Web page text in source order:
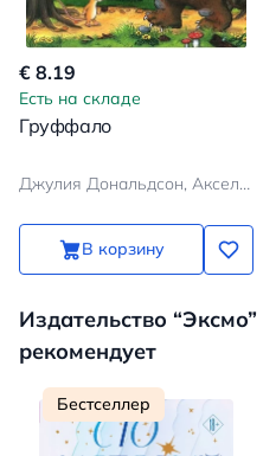
€ 8.19
Есть на складе
Груффало
Джулия Дональдсон, Аксель Шеффлер
В корзину
Издательство “Эксмо”
рекомендует
Бестселлер